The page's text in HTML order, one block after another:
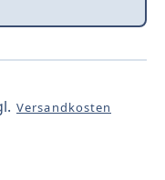
Versandkosten